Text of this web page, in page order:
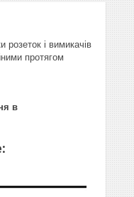
і вимикачів
протягом
в